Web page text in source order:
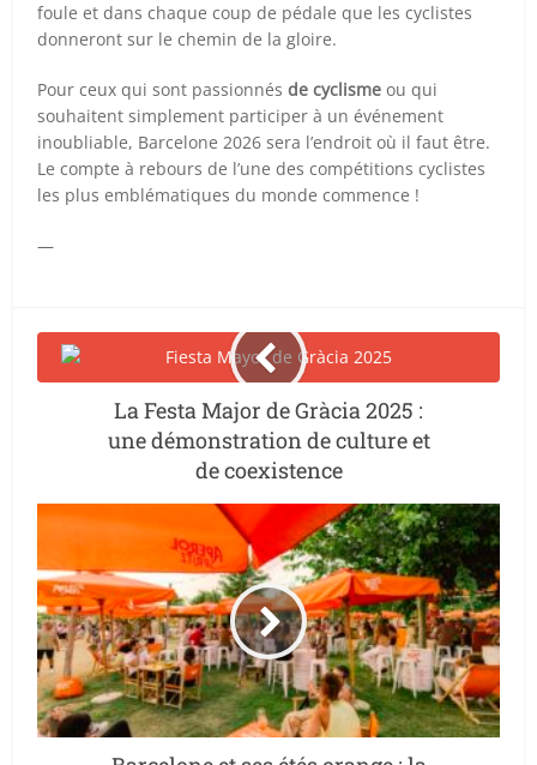
foule et dans chaque coup de pédale que les cyclistes
donneront sur le chemin de la gloire.
Pour ceux qui sont passionnésde cyclisme ou qui
souhaitent simplement participer à un événement
inoubliable, Barcelone 2026 sera l’endroit où il faut être.
Le compte à rebours de l’une des compétitions cyclistes
les plus emblématiques du monde commence !
—
La Festa Major de Gràcia 2025 :
une démonstration de culture et
de coexistence